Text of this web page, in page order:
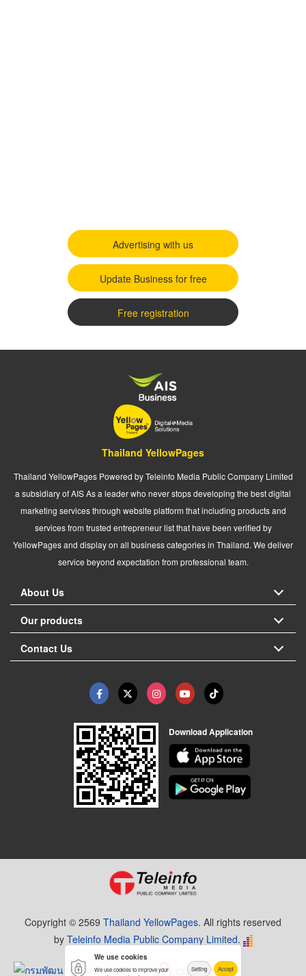
Advertising with us
Update Business for free
Free registration
Thailand YellowPages
Thailand YellowPages Powered by Teleinfo Media Public Company Limited
a subsidiary of AIS As a leader who never stops developing the best digital
marketing services through website platform that including products and
services from trusted entrepreneur list that have been verified by
YellowPages and display on all business categories in Thailand. We deliver
service beyond expectation from professional team.
About Us
Our products
Contact Us
Download Application
Copyright © 2569 Thailand YellowPages. All rights reserved
by Teleinfo Media Public Company Limited.
We use cookies
We use cookies to improve your
Setting Accept